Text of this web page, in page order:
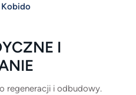
Kobido
I
regeneracji i odbudowy.